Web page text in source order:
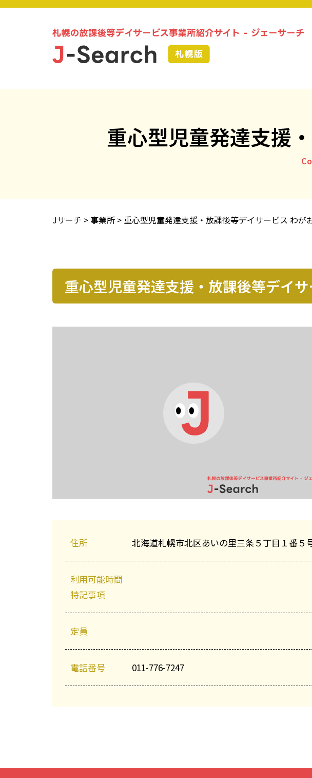
重心型児童発達支援
Jサーチ > 事業所 > 重心型児童発達支援・放課後等デイサービス わが
重心型児童発達支援・放課後等デイ
住所 北海道札幌市北区あいの里三条５丁目１番５
利用可能時間
特記事項
定員
電話番号 011-776-7247